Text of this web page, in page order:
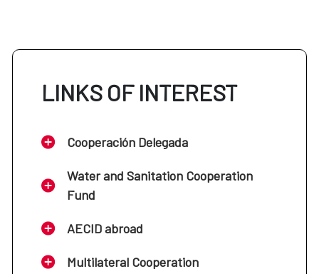
LINKS OF INTEREST
Cooperación Delegada
Water and Sanitation Cooperation
Fund
AECID abroad
Multilateral Cooperation